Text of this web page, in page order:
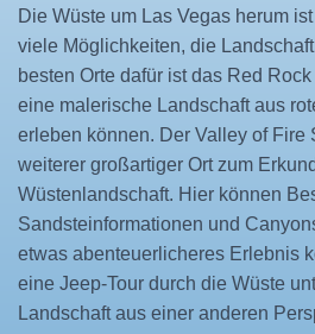
Die Wüste um Las Vegas herum
viele Möglichkeiten, die
besten Orte dafür ist das Red
eine malerische Landschaft aus
erleben können. Der Valley of Fire
weiterer großartiger Ort zum
Wüstenlandschaft. Hier können
Sandsteinformationen und
etwas abenteuerlicheres Erlebnis
eine Jeep-Tour durch die Wüste
Landschaft aus einer anderen